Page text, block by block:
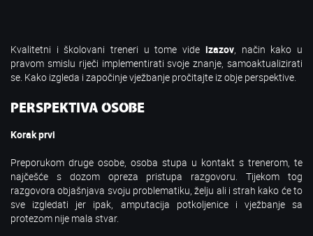
Kvalitetni i školovani treneri u tome vide izazov, način kako u
pravom smislu riječi implementirati svoje znanje, samoaktualizirati
se. Kako izgleda i započinje vježbanje pročitajte iz obje perspektive.
PERSPEKTIVA OSOBE
Korak prvi
Preporukom druge osobe, osoba stupa u kontakt s trenerom, te
najčešće s dozom opreza pristupa razgovoru. Tijekom tog
razgovora objašnjava svoju problematiku, želju ali i strah kako će to
sve izgledati jer ipak, amputacija potkoljenice i vježbanje sa
protezom nije mala stvar.